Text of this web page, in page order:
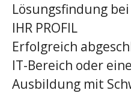
Lösungsfindung
IHR PROFIL
Erfolgreich
IT-Bereich oder
Ausbildung mit